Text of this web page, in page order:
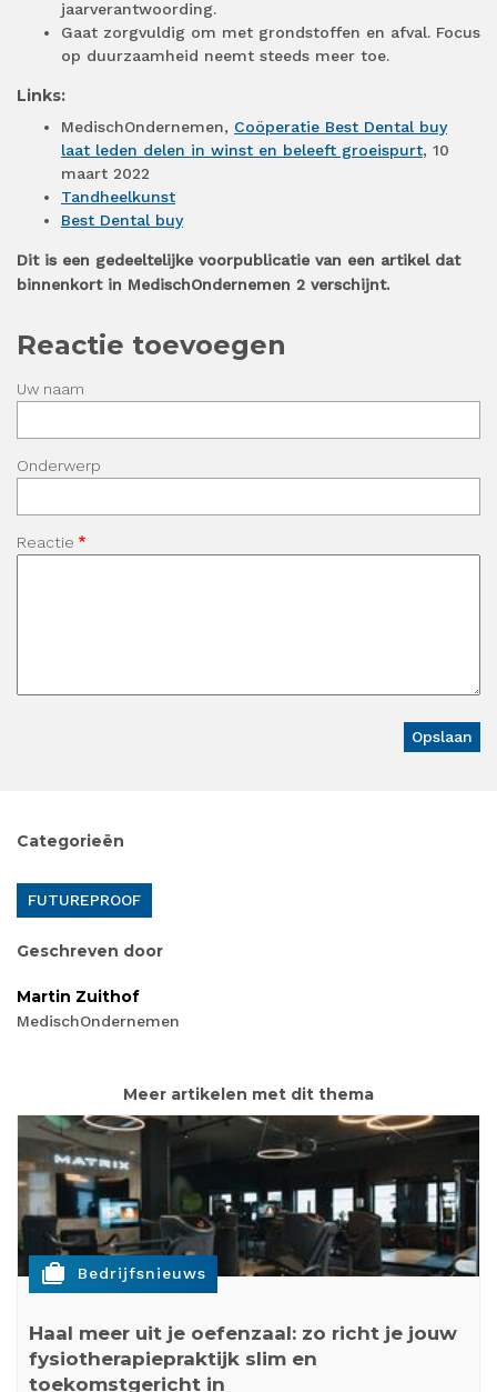
jaarverantwoording.
Gaat zorgvuldig om met grondstoffen en afval. Focus
op duurzaamheid neemt steeds meer toe.
Links:
MedischOndernemen, Coöperatie Best Dental buy
laat leden delen in winst en beleeft groeispurt, 10
maart 2022
Tandheelkunst
Best Dental buy
Dit is een gedeeltelijke voorpublicatie van een artikel dat
binnenkort in MedischOndernemen 2 verschijnt.
Reactie toevoegen
Uw naam
Onderwerp
Reactie
Categorieën
FUTUREPROOF
Geschreven door
Martin Zuithof
MedischOndernemen
Meer artikelen met dit thema
cases Bedrijfsnieuws
Haal meer uit je oefenzaal: zo richt je jouw
fysiotherapiepraktijk slim en
toekomstgericht in